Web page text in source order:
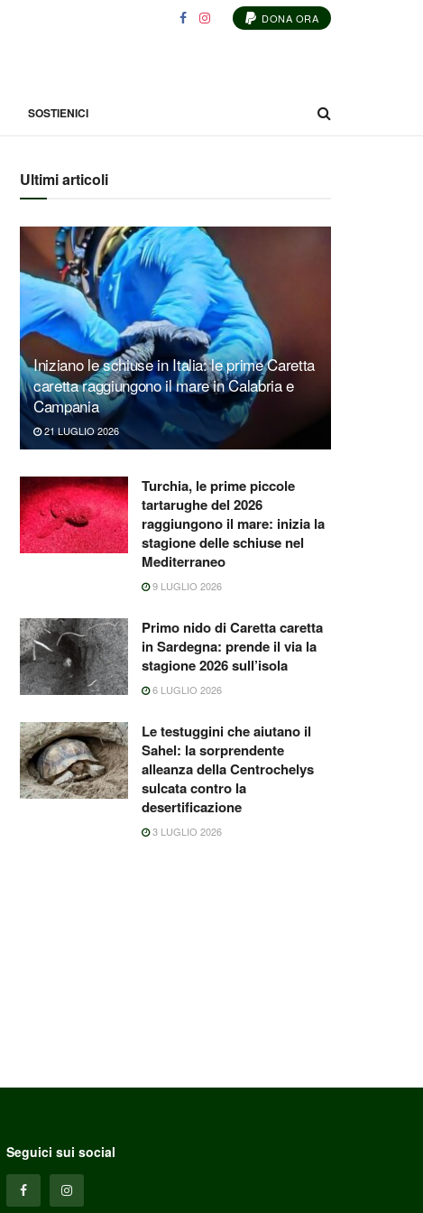
DONA ORA
SOSTIENICI
Ultimi articoli
Iniziano le schiuse in Italia: le prime Caretta
caretta raggiungono il mare in Calabria e
Campania
21 LUGLIO 2026
Turchia, le prime piccole
tartarughe del 2026
raggiungono il mare: inizia la
stagione delle schiuse nel
Mediterraneo
9 LUGLIO 2026
Primo nido di Caretta caretta
in Sardegna: prende il via la
stagione 2026 sull’isola
6 LUGLIO 2026
Le testuggini che aiutano il
Sahel: la sorprendente
alleanza della Centrochelys
sulcata contro la
desertificazione
3 LUGLIO 2026
Seguici sui social